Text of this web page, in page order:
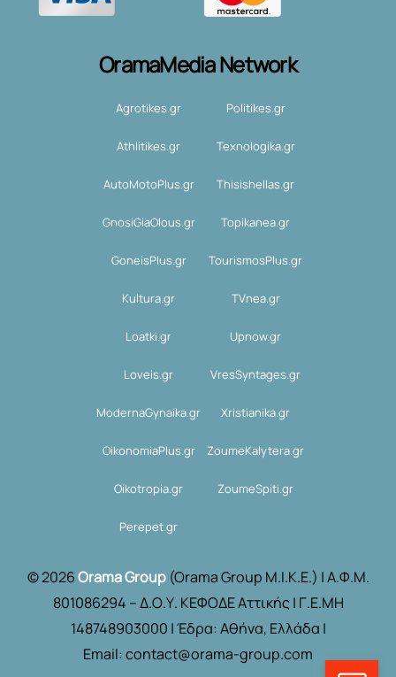
OramaMedia Network
Agrotikes.gr Politikes.gr
Athlitikes.gr Texnologika.gr
AutoMotoPlus.gr Thisishellas.gr
GnosiGiaOlous.gr Topikanea.gr
GoneisPlus.gr TourismosPlus.gr
Kultura.gr TVnea.gr
Loatki.gr Upnow.gr
Loveis.gr VresSyntages.gr
ModernaGynaika.gr Xristianika.gr
OikonomiaPlus.gr ZoumeKalytera.gr
Oikotropia.gr ZoumeSpiti.gr
Perepet.gr
© 2026Orama Group(Orama Group Μ.Ι.Κ.Ε.) | Α.Φ.Μ.
801086294 – Δ.Ο.Υ. ΚΕΦΟΔΕ Αττικής | Γ.Ε.ΜΗ
148748903000 | Έδρα: Αθήνα, Ελλάδα |
Email: contact@orama-group.com